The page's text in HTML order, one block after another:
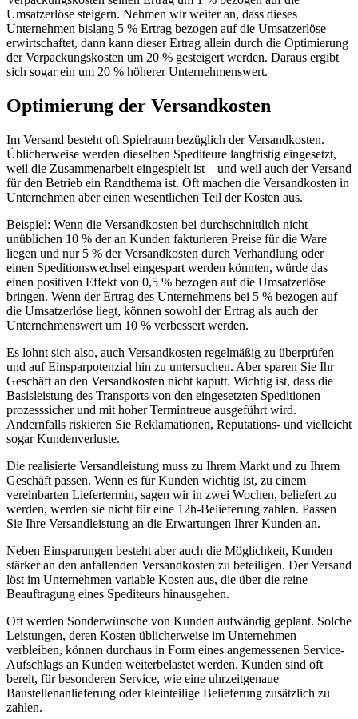
Umsatzerlöse steigern. Nehmen wir weiter an, dass dieses
Unternehmen bislang 5 % Ertrag bezogen auf die Umsatzerlöse
erwirtschaftet, dann kann dieser Ertrag allein durch die Optimierung
der Verpackungskosten um 20 % gesteigert werden. Daraus ergibt
sich sogar ein um 20 % höherer Unternehmenswert.
Optimierung der Versandkosten
Im Versand besteht oft Spielraum bezüglich der Versandkosten.
Üblicherweise werden dieselben Spediteure langfristig eingesetzt,
weil die Zusammenarbeit eingespielt ist – und weil auch der Versand
für den Betrieb ein Randthema ist. Oft machen die Versandkosten in
Unternehmen aber einen wesentlichen Teil der Kosten aus.
Beispiel: Wenn die Versandkosten bei durchschnittlich nicht
unüblichen 10 % der an Kunden fakturieren Preise für die Ware
liegen und nur 5 % der Versandkosten durch Verhandlung oder
einen Speditionswechsel eingespart werden könnten, würde das
einen positiven Effekt von 0,5 % bezogen auf die Umsatzerlöse
bringen. Wenn der Ertrag des Unternehmens bei 5 % bezogen auf
die Umsatzerlöse liegt, können sowohl der Ertrag als auch der
Unternehmenswert um 10 % verbessert werden.
Es lohnt sich also, auch Versandkosten regelmäßig zu überprüfen
und auf Einsparpotenzial hin zu untersuchen. Aber sparen Sie Ihr
Geschäft an den Versandkosten nicht kaputt. Wichtig ist, dass die
Basisleistung des Transports von den eingesetzten Speditionen
prozesssicher und mit hoher Termintreue ausgeführt wird.
Andernfalls riskieren Sie Reklamationen, Reputations- und vielleicht
sogar Kundenverluste.
Die realisierte Versandleistung muss zu Ihrem Markt und zu Ihrem
Geschäft passen. Wenn es für Kunden wichtig ist, zu einem
vereinbarten Liefertermin, sagen wir in zwei Wochen, beliefert zu
werden, werden sie nicht für eine 12h-Belieferung zahlen. Passen
Sie Ihre Versandleistung an die Erwartungen Ihrer Kunden an.
Neben Einsparungen besteht aber auch die Möglichkeit, Kunden
stärker an den anfallenden Versandkosten zu beteiligen. Der Versand
löst im Unternehmen variable Kosten aus, die über die reine
Beauftragung eines Spediteurs hinausgehen.
Oft werden Sonderwünsche von Kunden aufwändig geplant. Solche
Leistungen, deren Kosten üblicherweise im Unternehmen
verbleiben, können durchaus in Form eines angemessenen Service-
Aufschlags an Kunden weiterbelastet werden. Kunden sind oft
bereit, für besonderen Service, wie eine uhrzeitgenaue
Baustellenanlieferung oder kleinteilige Belieferung zusätzlich zu
zahlen.